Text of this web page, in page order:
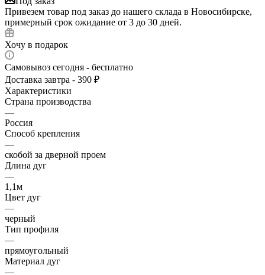
Привезем товар под заказ до нашего склада в Новосибирске,
примерный срок ожидание от 3 до 30 дней.
Хочу в подарок
Самовывоз сегодня - бесплатно
Доставка завтра - 390 ₽
Характеристики
Страна производства
—
Россия
Способ крепления
—
скобой за дверной проем
Длина дуг
—
1,1м
Цвет дуг
—
черный
Тип профиля
—
прямоугольный
Материал дуг
—